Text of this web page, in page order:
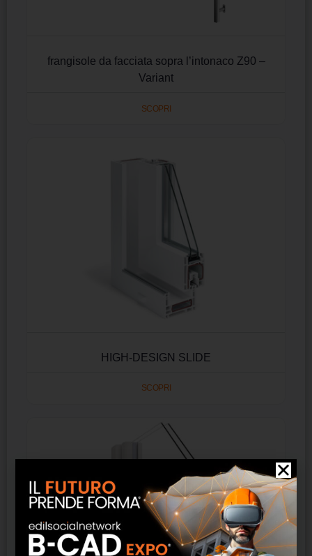
frangisole da facciata sopra l’intonaco Z90 –
Variant
SCOPRI
HIGH-DESIGN SLIDE
SCOPRI